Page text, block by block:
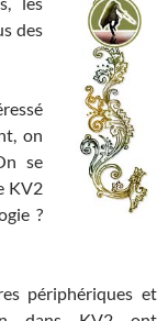
des
on
se
KV2
?
périphériques et